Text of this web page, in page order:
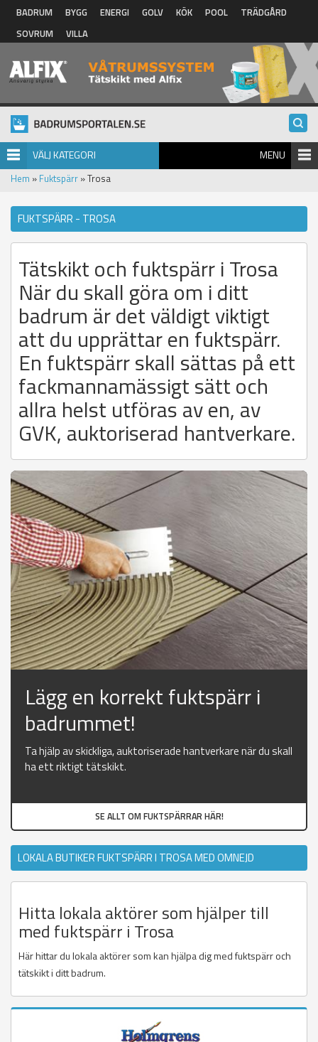
Hoppa till huvudinnehåll
BADRUM BYGG ENERGI GOLV KÖK POOL
TRÄDGÅRD
SOVRUM
VILLA
VÄLJ KATEGORI MENU
Hem » Fuktspärr » Trosa
FUKTSPÄRR - TROSA
Tätskikt och fuktspärr i Trosa
När du skall göra om i ditt
badrum är det väldigt viktigt
att du upprättar en fuktspärr.
En fuktspärr skall sättas på ett
fackmannamässigt sätt och
allra helst utföras av en, av
GVK, auktoriserad hantverkare.
Lägg en korrekt fuktspärr i
badrummet!
Ta hjälp av skickliga, auktoriserade hantverkare när du skall
ha ett riktigt tätskikt.
SE ALLT OM FUKTSPÄRRAR HÄR!
LOKALA BUTIKER FUKTSPÄRR I TROSA MED OMNEJD
Hitta lokala aktörer som hjälper till
med fuktspärr i Trosa
Här hittar du lokala aktörer som kan hjälpa dig med fuktspärr och
tätskikt i ditt badrum.